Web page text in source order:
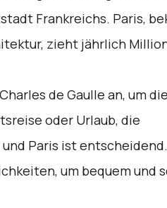
Frankreichs. Paris,
zieht jährlich
de Gaulle an, um
oder Urlaub, die
Paris ist entscheidend.
um bequem und